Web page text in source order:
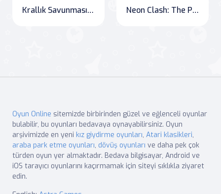
Krallık Savunması Karışık Zaman Neon Clash: The Pixel Escape
Oyun Online sitemizde birbirinden güzel ve eğlenceli oyunlar
bulabilir, bu oyunları bedavaya oynayabilirsiniz. Oyun
arşivimizde en yeni kız giydirme oyunları, Atari klasikleri,
araba park etme oyunları, dövüş oyunları ve daha pek çok
türden oyun yer almaktadır. Bedava bilgisayar, Android ve
iOS tarayıcı oyunlarını kaçırmamak için siteyi sıklıkla ziyaret
edin.